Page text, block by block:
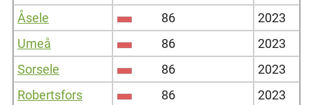
Åsele
86
2023
Umeå
86
2023
Sorsele
86
2023
Robertsfors
86
2023